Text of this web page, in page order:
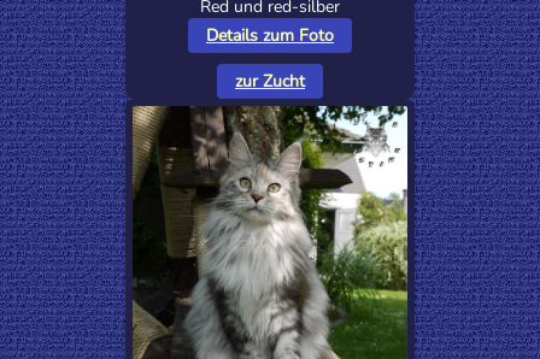
Red und red-silber
Details zum Foto
zur Zucht